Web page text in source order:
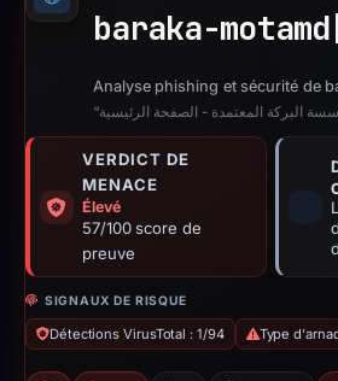
baraka-
Analyse phishing et sécurité de
VERDICT DE
MENACE
Élevé
57/100 score de
preuve
SIGNAUX DE RISQUE
Détections VirusTotal : 1/94 Type